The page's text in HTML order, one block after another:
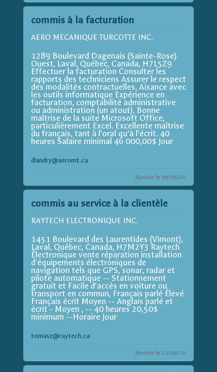
commis à la facturation
AERO MECANIQUE TURCOTTE INC.
1289 Boulevard Dagenais (Sainte-Rose)
Ouest, Laval, Québec, Canada, H7L5Z9
Effectuer la facturation Consulter les
rapports des techniciens Assurer le respect
des modalités contractuelles, Aisance avec
les outils informatique Expérience en
facturation, comptabilité administrative
ou administration (un atout). Bonne
maîtrise de la suite Microsoft Office,
particulièrement Excel. Excellente maîtrise
du français, tant à l’oral qu’à l’écrit. 40
heures Salaire minimal 46 000,00$ Jour
dlandry@aeromt.ca
Ajouter le 09/05/26
commis au service à la clientèle
RAYTECH ELECTRONIQUE INC.
1451 Boulevard des Laurentides (Vimont),
Laval, Québec, Canada, H7M2Y3 Raytech
Électronique vente réparation installation
d'équipements électroniques de
navigation tels que GPS, sonar, radar et
pilote automatique -- Stationnement
gratuit et Facile d'accès en voiture ou
transport en commun, Français parlé Élevé
Français écrit Moyen -- Anglais parlé et
écrit - Moyen , -- 40 heures 20,50$
minimum --Horaire Jour
tomasz@raytech.ca
Ajouter le 22/04/26